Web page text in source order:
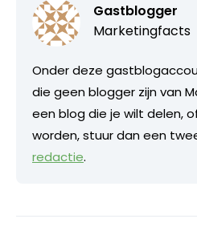
Gastblogger
Marketingfacts
Onder deze
die geen blogger zijn van
een blog die je wilt delen,
worden, stuur dan een
redactie.